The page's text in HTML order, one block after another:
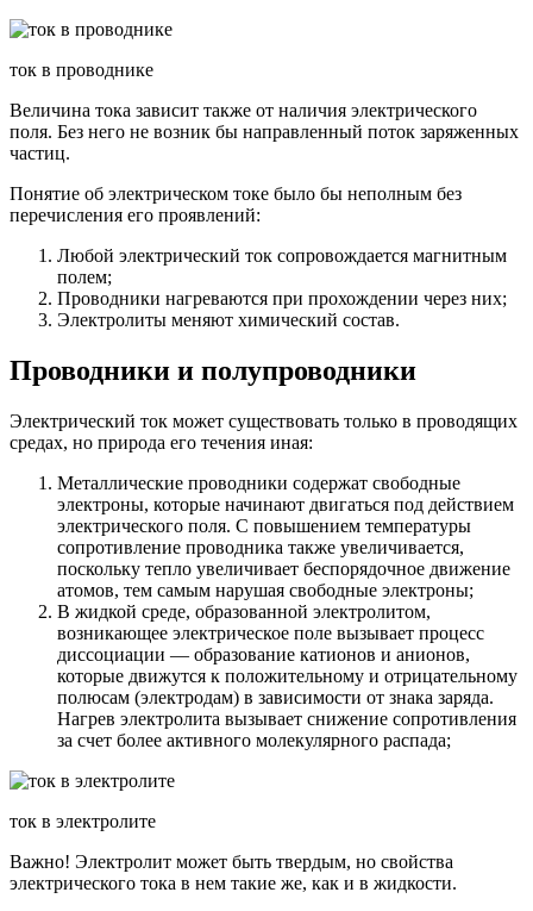
ток в проводнике
Величина тока зависит также от наличия электрического
поля. Без него не возник бы направленный поток заряженных
частиц.
Понятие об электрическом токе было бы неполным без
перечисления его проявлений:
Любой электрический ток сопровождается магнитным
полем;
Проводники нагреваются при прохождении через них;
Электролиты меняют химический состав.
Проводники и полупроводники
Электрический ток может существовать только в проводящих
средах, но природа его течения иная:
Металлические проводники содержат свободные
электроны, которые начинают двигаться под действием
электрического поля. С повышением температуры
сопротивление проводника также увеличивается,
поскольку тепло увеличивает беспорядочное движение
атомов, тем самым нарушая свободные электроны;
В жидкой среде, образованной электролитом,
возникающее электрическое поле вызывает процесс
диссоциации — образование катионов и анионов,
которые движутся к положительному и отрицательному
полюсам (электродам) в зависимости от знака заряда.
Нагрев электролита вызывает снижение сопротивления
за счет более активного молекулярного распада;
ток в электролите
Важно! Электролит может быть твердым, но свойства
электрического тока в нем такие же, как и в жидкости.